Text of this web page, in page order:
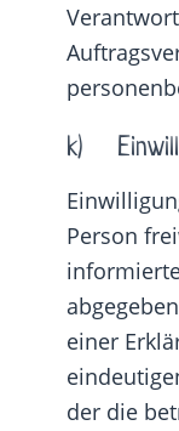
k)
Person
einer
der die